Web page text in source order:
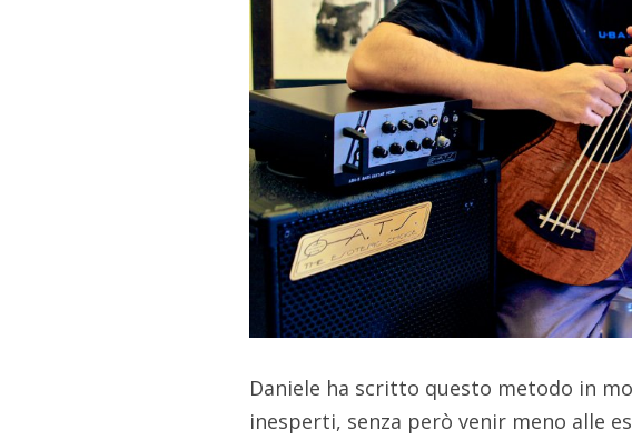
Daniele ha scritto questo metodo in
inesperti, senza però venir meno alle